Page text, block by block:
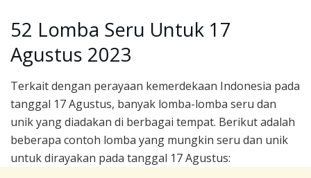
52 Lomba Seru Untuk 17
Agustus 2023
Terkait dengan perayaan kemerdekaan Indonesia pada
tanggal 17 Agustus, banyak lomba-lomba seru dan
unik yang diadakan di berbagai tempat. Berikut adalah
beberapa contoh lomba yang mungkin seru dan unik
untuk dirayakan pada tanggal 17 Agustus: